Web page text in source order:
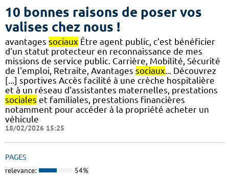
10 bonnes raisons de poser vos
valises chez nous !
avantages sociaux Être agent public, c'est bénéficier
d'un statut protecteur en reconnaissance de mes
missions de service public. Carrière, Mobilité, Sécurité
de l'emploi, Retraite, Avantages sociaux... Découvrez
[...] sportives Accès facilité à une crèche hospitalière
et à un réseau d'assistantes maternelles, prestations
sociales et familiales, prestations financières
notamment pour accéder à la propriété acheter un
véhicule
18/02/2026 15:25
PAGES
relevance: 54%